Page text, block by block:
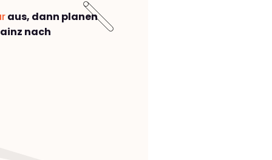
aus, dann planen
nach